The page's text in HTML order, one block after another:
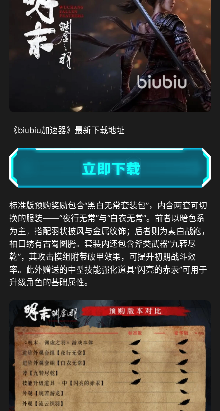
《biubiu加速器》最新下载地址
标准版预购奖励包含“黑白无常套装包”，内含两套可切
换的服装——“夜行无常”与“白衣无常”。前者以暗色系
为主，搭配羽状披风与金属纹饰；后者则为素白战袍，
袖口绣有古蜀图腾。套装内还包含斧类武器“九转尽
乾”，其攻击模组附带破甲效果，可提升初期战斗效
率。此外赠送的中型技能强化道具“闪亮的赤汞”可用于
升级角色的基础属性。